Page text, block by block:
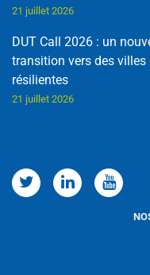
21 juillet 2026
DUT Call 2026 : un
transition vers des
résilientes
21 juillet 2026